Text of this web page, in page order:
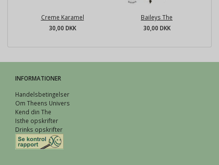
Creme Karamel
30,00 DKK
Baileys The
30,00 DKK
INFORMATIONER
Handelsbetingelser
Om Theens Univers
Kend din The
Isthe opskrifter
Drinks opskrifter